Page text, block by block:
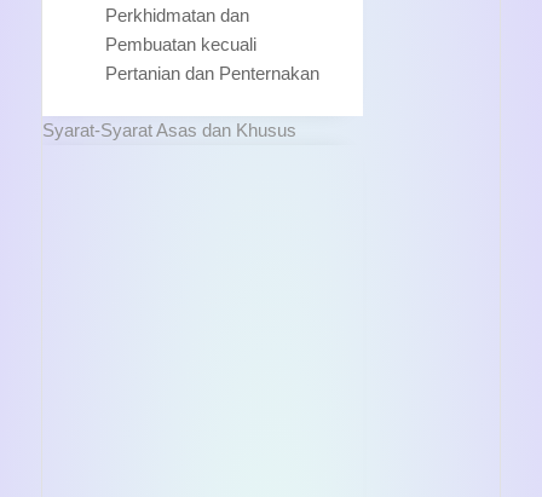
Perkhidmatan dan
Pembuatan kecuali
Pertanian dan Penternakan
Syarat-Syarat Asas dan Khusus